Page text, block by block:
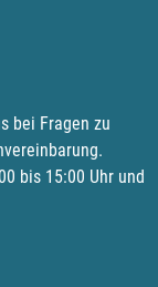
bei Fragen zu
bis 15:00 Uhr und